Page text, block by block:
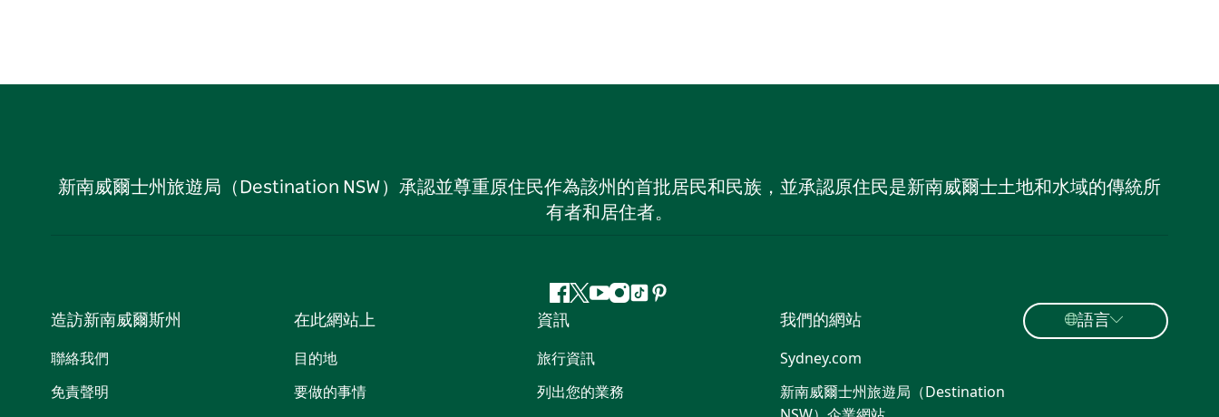
新南威爾士州旅遊局（Destination NSW）承認並尊重原住民作為該州的首批居民和民族，並承認原住民是新南威爾士土地和水域的傳統所
有者和居住者。
Facebook
嘰
喳
喳
Youtube
Instagram
抖 Pinterest
造訪新南威爾斯州
聯絡我們
免責聲明
在此網站上
目的地
要做的事情
資訊
旅行資訊
列出您的業務
我們的網站
Sydney.com
新南威爾士州旅遊局（Destination
語言